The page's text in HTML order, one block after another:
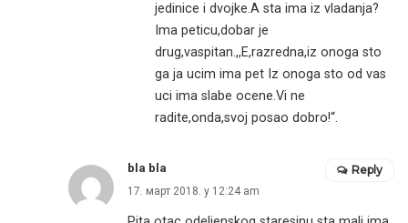
jedinice i dvojke.A sta ima iz vladanja?
Ima peticu,dobar je
drug,vaspitan.,,E,razredna,iz onoga sto
ga ja ucim ima pet Iz onoga sto od vas
uci ima slabe ocene.Vi ne
radite,onda,svoj posao dobro!“.
bla bla
17. март 2018. у 12:24 am
Reply